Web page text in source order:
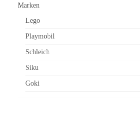
Marken
Lego
Playmobil
Schleich
Siku
Goki